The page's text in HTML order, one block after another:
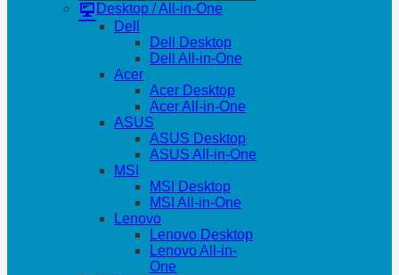
Desktop / All-in-One
Dell
Dell Desktop
Dell All-in-One
Acer
Acer Desktop
Acer All-in-One
ASUS
ASUS Desktop
ASUS All-in-One
MSI
MSI Desktop
MSI All-in-One
Lenovo
Lenovo Desktop
Lenovo All-in-
One